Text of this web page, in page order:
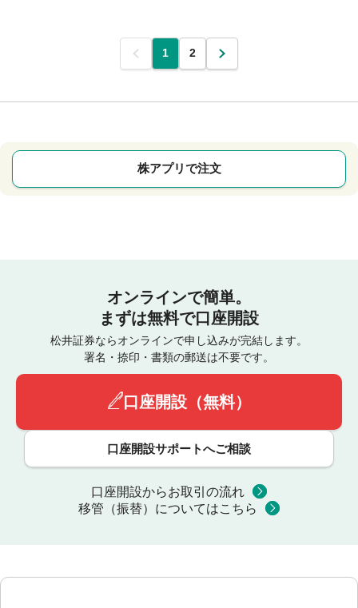
前 1 2 次
株アプリで注文
オンラインで簡単。
まずは無料で口座開設
松井証券ならオンラインで申し込みが完結します。
署名・捺印・書類の郵送は不要です。
口座開設（無料）
口座開設サポートへご相談
口座開設からお取引の流れ
移管（振替）についてはこちら